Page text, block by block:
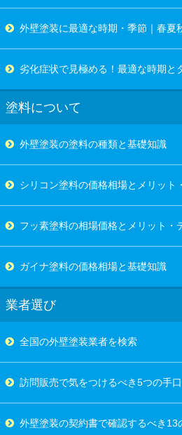
外壁塗装に最適な時期・季節｜春夏
劣化症状で見極める！最適な時期と
塗料について
外壁塗装の塗料の種類と基礎知識
シリコン塗料の価格相場とメリット
フッ素塗料の相場価格とメリット・
ガイナ塗料の価格相場と基礎知識
業者選び
全国の外壁塗装業者を検索
訪問販売で気をつけるべき5つの手口
外壁塗装の契約書で確認するべき13